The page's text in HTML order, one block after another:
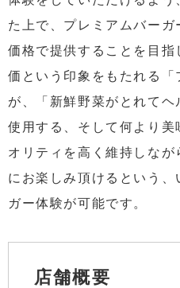
た上で、プレミアムバー
価格で提供することを目
価という印象をもたれる
が、「新鮮野菜がとれて
使用する、そして何より美
オリティを高く維持しな
にお楽しみ頂けるという
ガー体験が可能です。
店舗概要